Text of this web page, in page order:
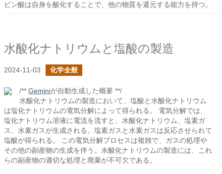
ビン酸は自身を酸化することで、他の物質を還元する能力を持つ。
水酸化ナトリウムと塩酸の製造
2024-11-03 化学全般
/** Geminiが自動生成した概要 **/
水酸化ナトリウムの製造において、塩酸と水酸化ナトリウム
は塩化ナトリウムの電気分解によって得られる。 電気分解では、
塩化ナトリウム溶液に電流を流すと、水酸化ナトリウム、塩素ガ
ス、水素ガスが生成される。塩素ガスと水素ガスは反応させられて
塩酸が得られる。 この電気分解プロセスは複雑で、ガスの処理や
その他の副産物の生成を伴う。水酸化ナトリウムの製造には、これ
らの副産物の適切な処理と廃棄が不可欠である。